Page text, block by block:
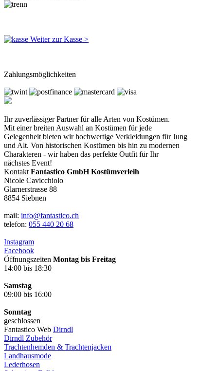
Weiter zur Kasse >
Zahlungsmöglichkeiten
Ihr zuverlässiger Partner für alle Arten von Kostümen.
Mit einer breiten Auswahl an Kostümen für jede
Gelegenheit bieten wir hochwertige Verkleidungen für Jung
und Alt. Von historischen Kostümen bis hin zu modernen
Charakteren - wir haben das perfekte Outfit für Ihr
nächstes Event!
Kontakt Fantastico GmbH Kostümverleih
Nicole Cavicchiolo
Glarnerstrasse 88
8854 Siebnen
mail: info@fantastico.ch
telefon: 055 440 20 68
Instagram
Facebook
Öffnungszeiten Montag bis Freitag
14:00 bis 18:30
Samstag
09:00 bis 16:00
Sonntag
geschlossen
Fantastico Web Dirndl
Dirndl Zubehör
Trachtenhemden & Trachtenjacken
Landhausmode
Lederhosen